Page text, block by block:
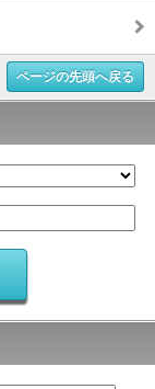
ページの先頭へ戻る